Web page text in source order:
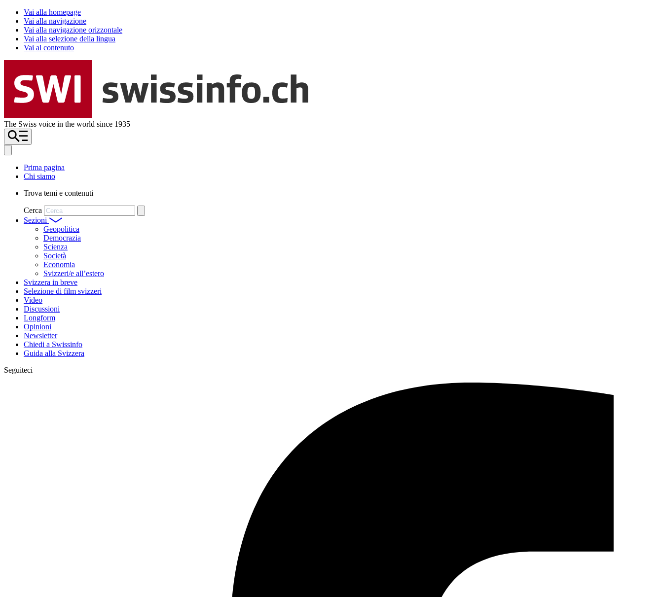
Vai alla homepage
Vai alla navigazione
Vai alla navigazione orizzontale
Vai alla selezione della lingua
Vai al contenuto
The Swiss voice in the world since 1935
Prima pagina
Chi siamo
Trova temi e contenuti
Cerca
Sezioni
Geopolitica
Democrazia
Scienza
Società
Economia
Svizzeri/e all’estero
Svizzera in breve
Selezione di film svizzeri
Video
Discussioni
Longform
Opinioni
Newsletter
Chiedi a Swissinfo
Guida alla Svizzera
Seguiteci